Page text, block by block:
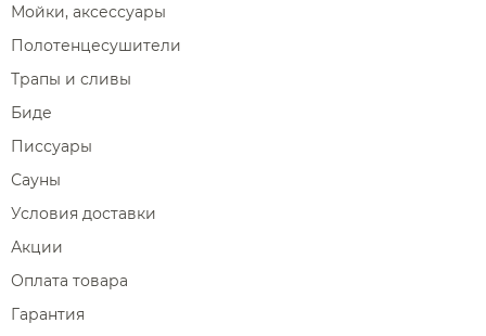
Мойки, аксессуары
Полотенцесушители
Трапы и сливы
Биде
Писсуары
Сауны
Условия доставки
Акции
Оплата товара
Гарантия